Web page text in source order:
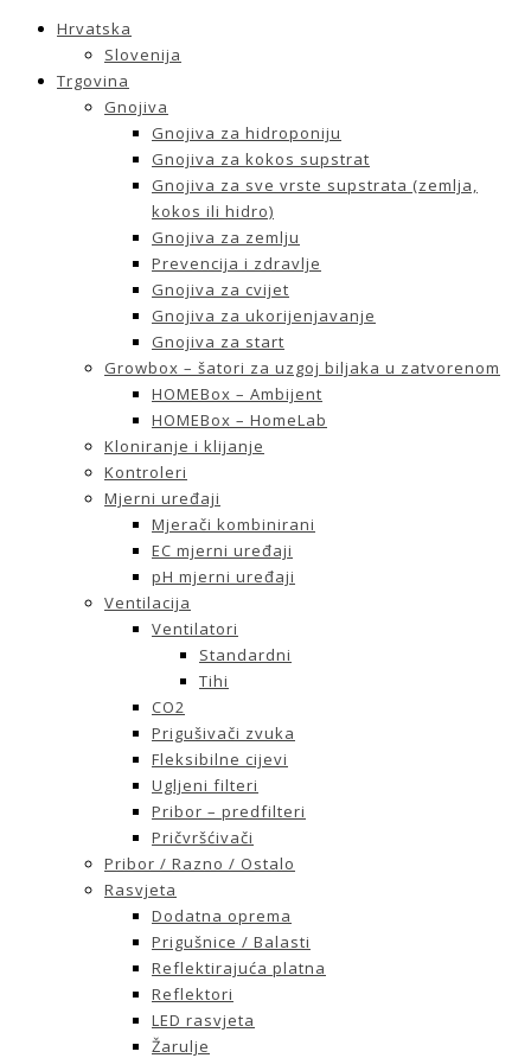
Hrvatska
Slovenija
Trgovina
Gnojiva
Gnojiva za hidroponiju
Gnojiva za kokos supstrat
Gnojiva za sve vrste supstrata (zemlja,
kokos ili hidro)
Gnojiva za zemlju
Prevencija i zdravlje
Gnojiva za cvijet
Gnojiva za ukorijenjavanje
Gnojiva za start
Growbox – šatori za uzgoj biljaka u zatvorenom
HOMEBox – Ambijent
HOMEBox – HomeLab
Kloniranje i klijanje
Kontroleri
Mjerni uređaji
Mjerači kombinirani
EC mjerni uređaji
pH mjerni uređaji
Ventilacija
Ventilatori
Standardni
Tihi
CO2
Prigušivači zvuka
Fleksibilne cijevi
Ugljeni filteri
Pribor – predfilteri
Pričvršćivači
Pribor / Razno / Ostalo
Rasvjeta
Dodatna oprema
Prigušnice / Balasti
Reflektirajuća platna
Reflektori
LED rasvjeta
Žarulje